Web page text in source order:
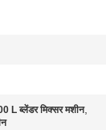
L ब्लेंडर मिक्सर मशीन,